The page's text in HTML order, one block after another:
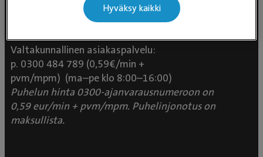
Evidensia Eläinlääkäripalvelut
Takomotie 1-3, 4. krs 00380 Helsinki
Valtakunnallinen asiakaspalvelu:
p. 0300 484 789 (0,59€/min +
pvm/mpm) (ma–pe klo 8:00–16:00)
Puhelun hinta 0300-ajanvarausnumeroon on
0,59 eur/min + pvm/mpm. Puhelinjonotus on
maksullista.
Hyväksy kaikki